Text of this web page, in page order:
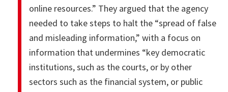
online resources.” They argued that the agency
needed to take steps to halt the “spread of false
and misleading information,” with a focus on
information that undermines “key democratic
institutions, such as the courts, or by other
sectors such as the financial system, or public